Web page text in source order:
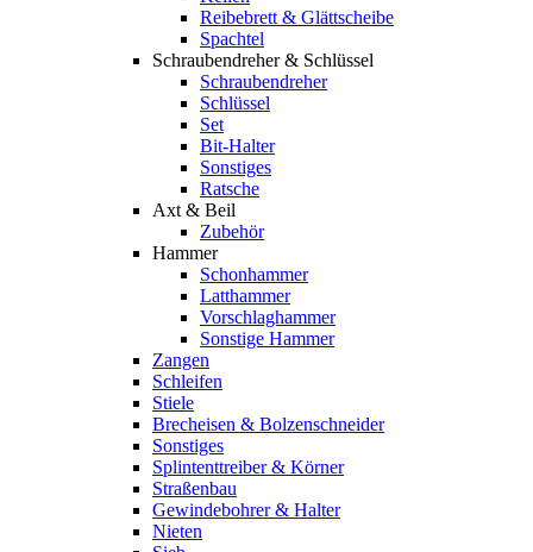
Reibebrett & Glättscheibe
Spachtel
Schraubendreher & Schlüssel
Schraubendreher
Schlüssel
Set
Bit-Halter
Sonstiges
Ratsche
Axt & Beil
Zubehör
Hammer
Schonhammer
Latthammer
Vorschlaghammer
Sonstige Hammer
Zangen
Schleifen
Stiele
Brecheisen & Bolzenschneider
Sonstiges
Splintenttreiber & Körner
Straßenbau
Gewindebohrer & Halter
Nieten